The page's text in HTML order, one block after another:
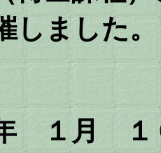
しました。
１月 １